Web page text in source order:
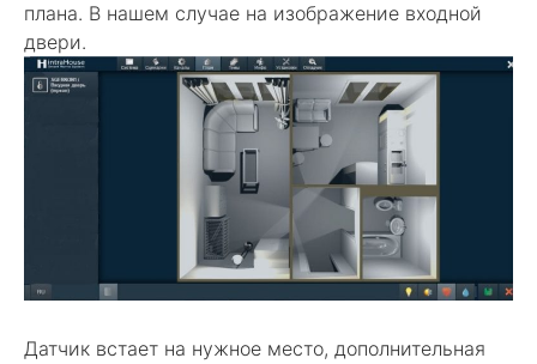
плана. В нашем случае на изображение входной
двери.
Датчик встает на нужное место, дополнительная